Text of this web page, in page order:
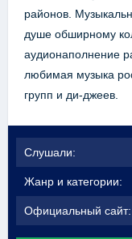
районов.
душе обширному
аудионаполнение
любимая музыка
групп и ди-джеев.
Слушали:
Жанр и категории:
Официальный сайт: